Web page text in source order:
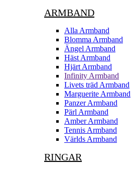
ARMBAND
Alla Armband
Blomma Armband
Ängel Armband
Häst Armband
Hjärt Armband
Infinity Armband
Livets träd Armband
Marguerite Armband
Panzer Armband
Pärl Armband
Amber Armband
Tennis Armband
Världs Armband
RINGAR